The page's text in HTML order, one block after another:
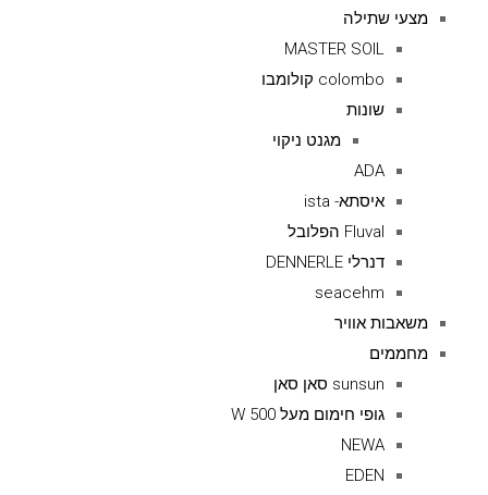
מצעי שתילה
MASTER SOIL
colombo קולומבו
שונות
מגנט ניקוי
ADA
איסתא- ista
Fluval הפלובל
דנרלי DENNERLE
seacehm
משאבות אוויר
מחממים
sunsun סאן סאן
גופי חימום מעל 500 W
NEWA
EDEN